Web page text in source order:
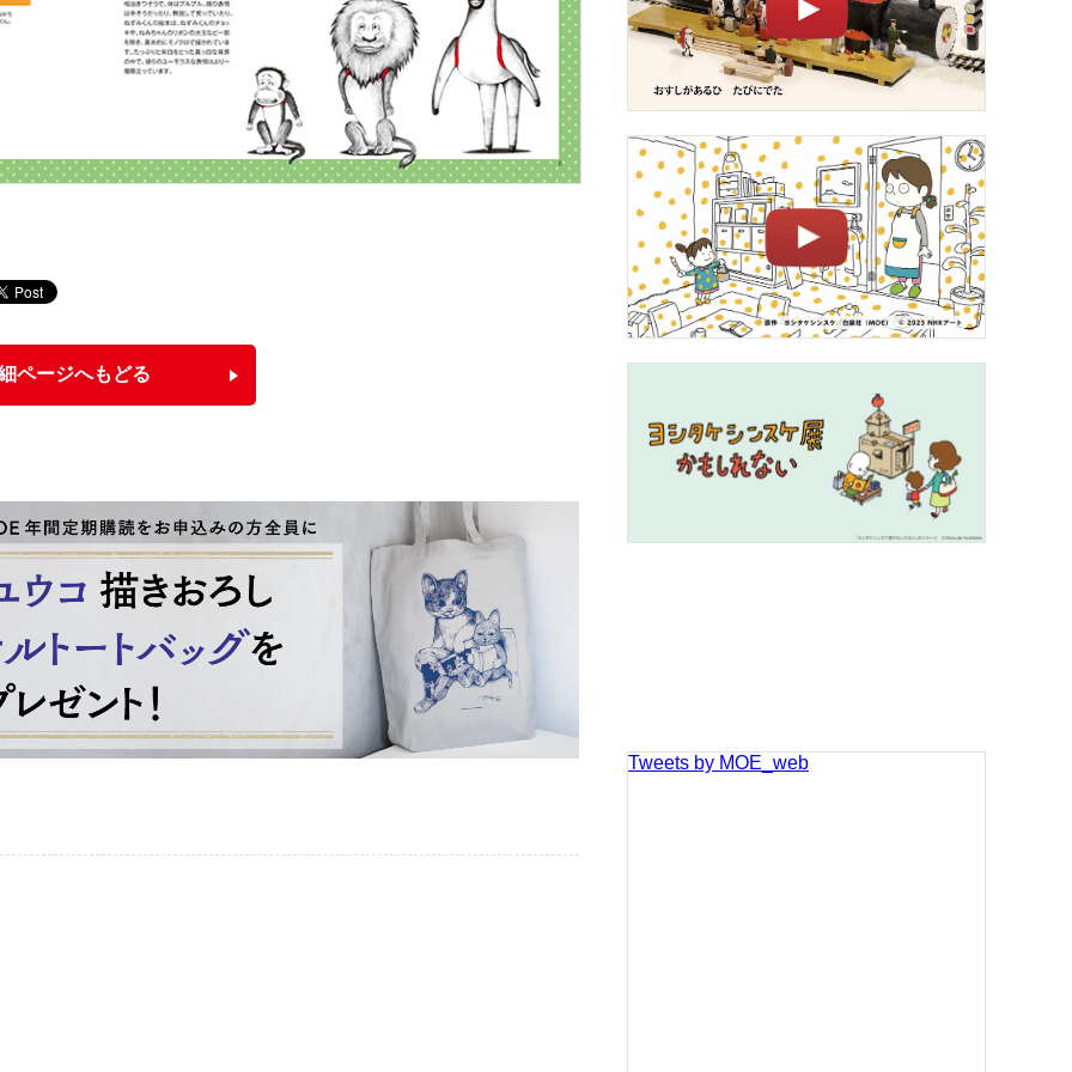
ページへもどる
Tweets by MOE_web